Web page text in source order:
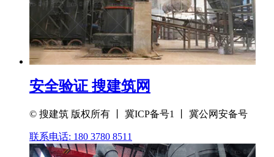
安全验证 搜建筑网
© 搜建筑 版权所有 丨 冀ICP备号1 丨 冀公网安备号
联系电话: 180 3780 8511